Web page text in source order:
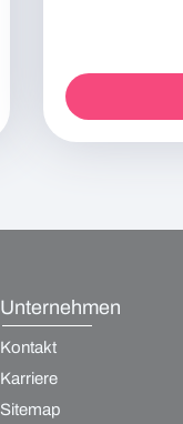
Unternehmen
Kontakt
Karriere
Sitemap